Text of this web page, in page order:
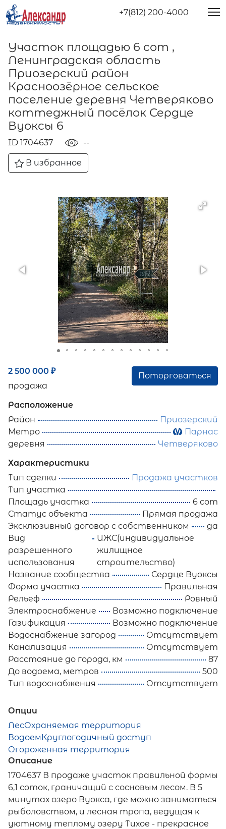
+7(812) 200-4000
Участок площадью 6 сот ,
Ленинградская область
Приозерский район
Красноозёрное сельское
поселение деревня Четверяково
коттеджный посёлок Сердце
Вуоксы 6
ID 1704637 --
В избранное
2 500 000 ₽
продажа
Поторговаться
Расположение
Район
Приозерский
Метро
Парнас
деревня
Четверяково
Характеристики
Тип сделки
Продажа участков
Тип участка
Площадь участка
6 сот
Статус объекта
Прямая продажа
Эксклюзивный договор с собственником
да
Вид
разрешенного
использования
ИЖС(индивидуальное
жилищное
строительство)
Название сообщества
Сердце Вуоксы
Форма участка
Правильная
Рельеф
Ровный
Электроснабжение
Возможно подключение
Газификация
Возможно подключение
Водоснабжение загород
Отсутствует
Канализация
Отсутствует
Расстояние до города, км
87
До водоема, метров
500
Тип водоснабжения
Отсутствует
Опции
ЛесОхраняемая территория
ВодоемКруглогодичный доступ
Огороженная территория
Описание
1704637 В продаже участок правильной формы
6,1 соток, граничащий с сосновым лесом. В 5
минутах озеро Вуокса, где можно заниматься
рыболовством, и лесная тропа, ведущая к
уютному теплому озеру Тихое - прекрасное